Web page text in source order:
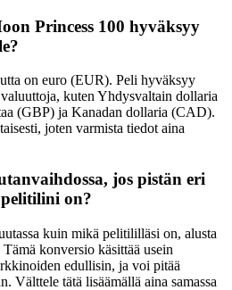
Princess 100 hyväksyy
on euro (EUR). Peli hyväksyy
kuten Yhdysvaltain dollaria
(GBP) ja Kanadan dollaria (CAD).
joten varmista tiedot aina
jos pistän eri
on?
kuin mikä pelitililläsi on, alusta
konversio käsittää usein
edullisin, ja voi pitää
Välttele tätä lisäämällä aina samassa